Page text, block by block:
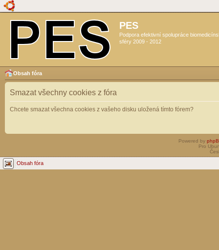
PES
Podpora efektivní spolupráce
sféry 2009 - 2012
Obsah fóra
Smazat všechny cookies z fóra
Chcete smazat všechna cookies z vašeho disku uložená tímto fórem?
Powered by
Pro
Obsah fóra